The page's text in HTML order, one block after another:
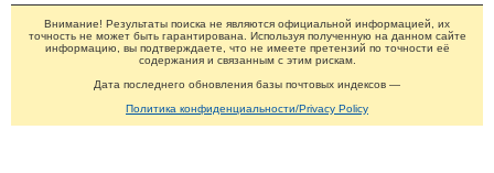
Внимание! Результаты поиска не являются официальной информацией, их
точность не может быть гарантирована. Используя полученную на данном сайте
информацию, вы подтверждаете, что не имеете претензий по точности её
содержания и связанным с этим рискам.
Дата последнего обновления базы почтовых индексов —
Политика конфиденциальности/Privacy Policy